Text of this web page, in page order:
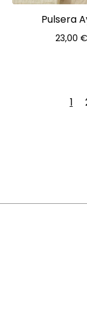
Pulsera
23,00 €
1